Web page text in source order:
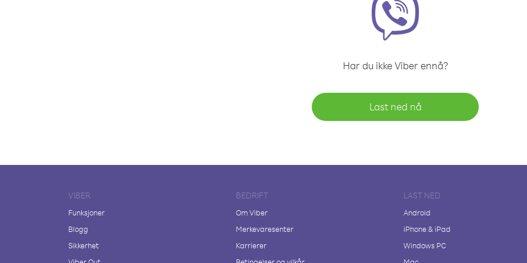
Har du ikke Viber ennå?
Last ned nå
VIBER
Funksjoner
Blogg
Sikkerhet
BEDRIFT
Om Viber
Merkevaresenter
Karrierer
LAST NED
Android
iPhone & iPad
Windows PC